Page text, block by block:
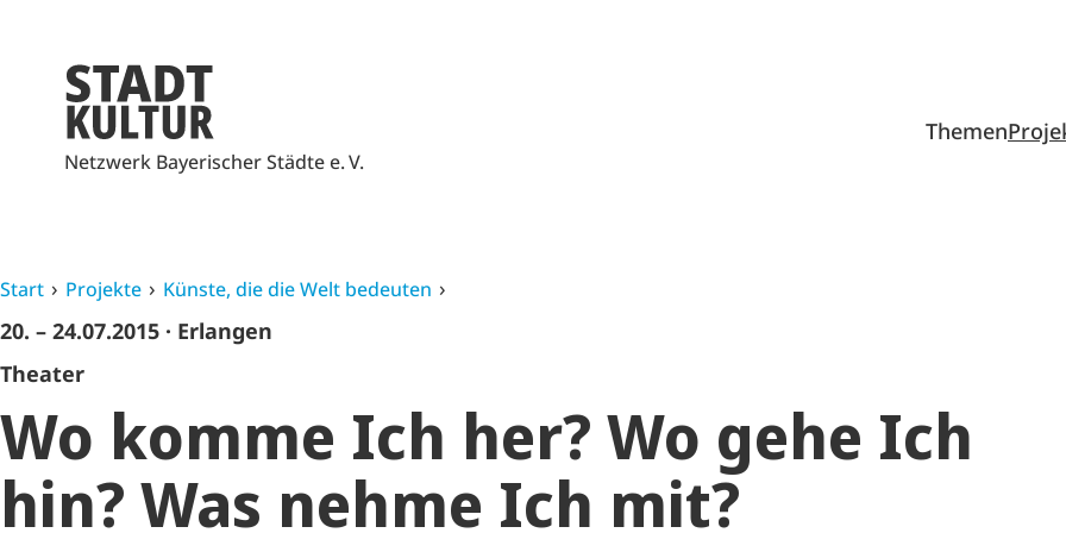
Netzwerk Bayerischer Städte e. V.
Themen
Start Projekte Künste, die die Welt bedeuten
20. – 24.07.2015 · Erlangen
Theater
Wo komme Ich her? Wo gehe Ich
hin? Was nehme Ich mit?